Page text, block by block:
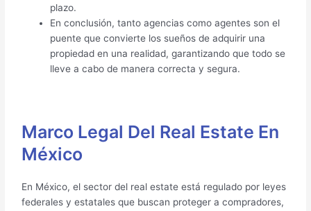
plazo.
En conclusión, tanto agencias como agentes son el
puente que convierte los sueños de adquirir una
propiedad en una realidad, garantizando que todo se
lleve a cabo de manera correcta y segura.
Marco Legal Del Real Estate En
México
En México, el sector del real estate está regulado por leyes
federales y estatales que buscan proteger a compradores,